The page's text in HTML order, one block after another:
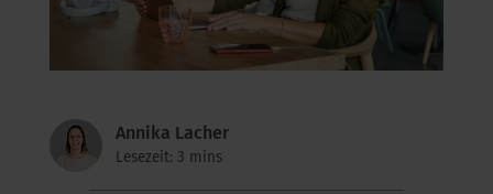
Annika Lacher
Lesezeit: 3 mins